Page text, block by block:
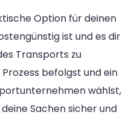
Option für deinen
ist und es dir
Transports zu
befolgst und ein
wählst,
Sachen sicher und